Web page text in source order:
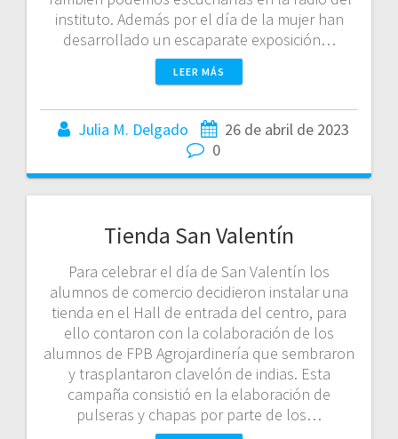
instituto. Además por el día de la mujer han
desarrollado un escaparate exposición…
LEER MÁS
Julia M. Delgado
26 de abril de 2023
0
Tienda San Valentín
Para celebrar el día de San Valentín los
alumnos de comercio decidieron instalar una
tienda en el Hall de entrada del centro, para
ello contaron con la colaboración de los
alumnos de FPB Agrojardinería que sembraron
y trasplantaron clavelón de indias. Esta
campaña consistió en la elaboración de
pulseras y chapas por parte de los…